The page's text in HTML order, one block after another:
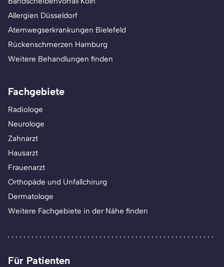
Allergien Düsseldorf
Atemwegserkrankungen Bielefeld
Rückenschmerzen Hamburg
Weitere Behandlungen finden
Fachgebiete
Radiologe
Neurologe
Zahnarzt
Hausarzt
Frauenarzt
Orthopäde und Unfallchirurg
Dermatologe
Weitere Fachgebiete in der Nähe finden
Für Patienten